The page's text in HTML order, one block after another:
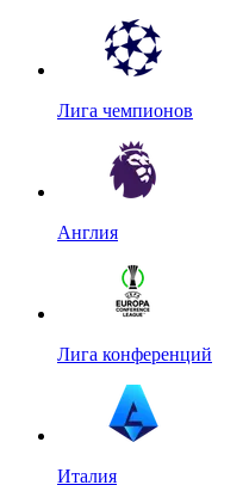
Лига чемпионов
Англия
Лига конференций
Италия